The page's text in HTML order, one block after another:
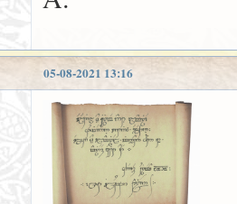
05-08-2021 13:16